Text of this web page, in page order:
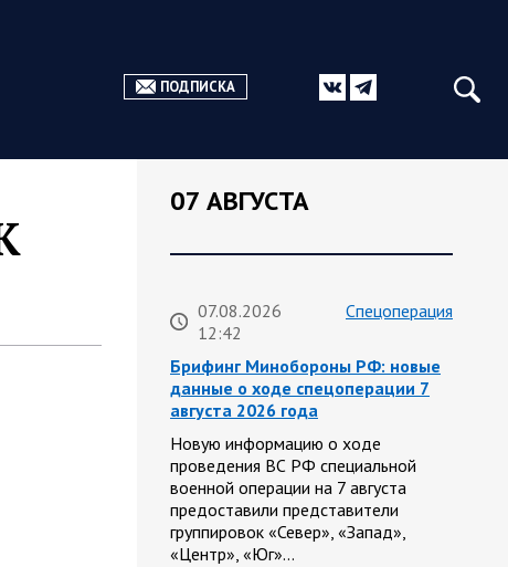
ПОДПИСКА
07 АВГУСТА
07.08.2026
12:42
Спецоперация
Брифинг Минобороны РФ: новые
данные о ходе спецоперации 7
августа 2026 года
Новую информацию о ходе
проведения ВС РФ специальной
военной операции на 7 августа
предоставили представители
группировок «Север», «Запад»,
«Центр», «Юг»…